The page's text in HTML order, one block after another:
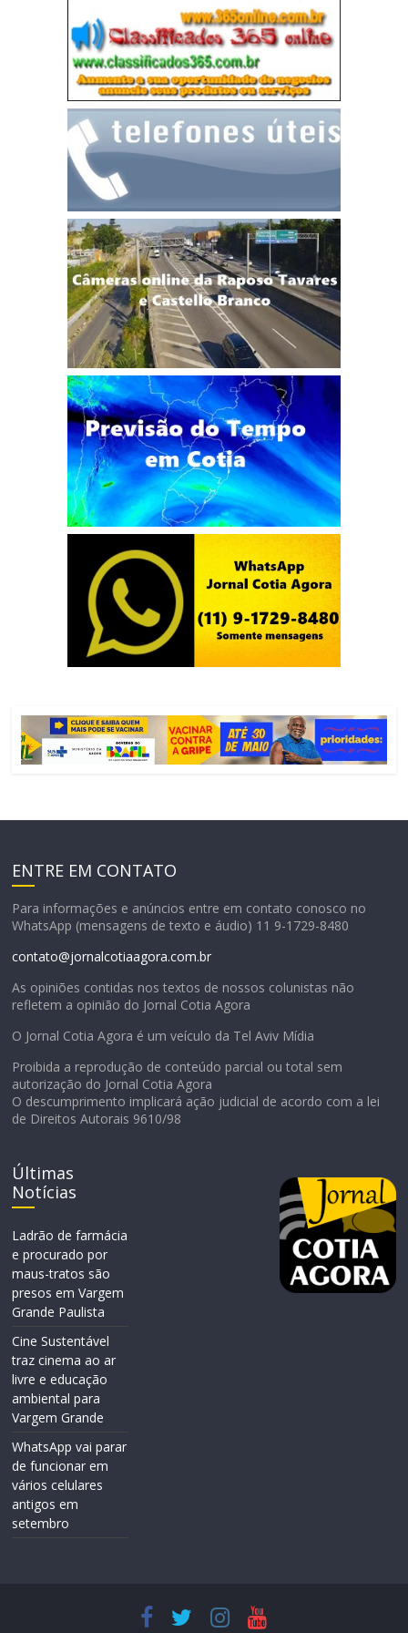
ENTRE EM CONTATO
Para informações e anúncios entre em contato conosco no
WhatsApp (mensagens de texto e áudio) 11 9-1729-8480
contato@jornalcotiaagora.com.br
As opiniões contidas nos textos de nossos colunistas não
refletem a opinião do Jornal Cotia Agora
O Jornal Cotia Agora é um veículo da Tel Aviv Mídia
Proibida a reprodução de conteúdo parcial ou total sem
autorização do Jornal Cotia Agora
O descumprimento implicará ação judicial de acordo com a lei
de Direitos Autorais 9610/98
Últimas
Notícias
Ladrão de farmácia
e procurado por
maus-tratos são
presos em Vargem
Grande Paulista
Cine Sustentável
traz cinema ao ar
livre e educação
ambiental para
Vargem Grande
WhatsApp vai parar
de funcionar em
vários celulares
antigos em
setembro